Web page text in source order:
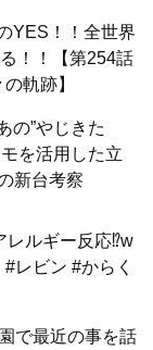
YES！！全世界
！！【第254話
軌跡】
の”やじきた
を活用した立
新台考察
レルギー反応⁉w
レビン #からく
で最近の事を話